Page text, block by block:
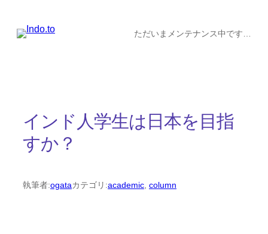
ただいまメンテナンス中です…
インド人学生は日本を目指
すか？
執筆者:ogataカテゴリ:academic, column